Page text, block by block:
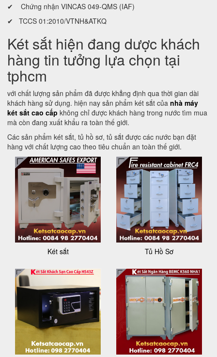
✔ Chứng nhận VINCAS 049-QMS (IAF)
✔ TCCS 01:2010/VTNH&ATKQ
Két sắt hiện đang dược khách
hàng tin tưởng lựa chọn tại
tphcm
với chất lượng sản phẩm đã được khẳng định qua thời gian dài
khách hàng sử dụng. hiện nay sản phẩm két sắt của nhà máy
két sắt cao cấp không chỉ được khách hàng trong nước tìm mua
mà còn đang xuất khẩu ra toàn thế giới.
Các sản phẩm két sắt, tủ hồ sơ, tủ sắt được các nước bạn đặt
hàng với chất lượng cao theo tiêu chuẩn an toàn thế giới.
Két sắt Tủ Hồ Sơ